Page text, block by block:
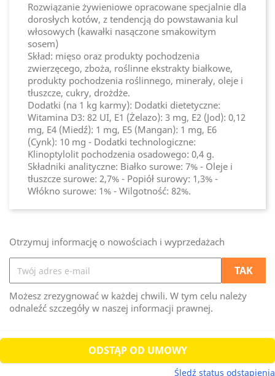
Rozwiązanie żywieniowe opracowane specjalnie dla
dorosłych kotów, z tendencją do powstawania kul
włosowych (kawałki nasączone smakowitym
sosem)
Skład: mięso oraz produkty pochodzenia
zwierzęcego, zboża, roślinne ekstrakty białkowe,
produkty pochodzenia roślinnego, minerały, oleje i
tłuszcze, cukry, drożdże.
Dodatki (na 1 kg karmy): Dodatki dietetyczne:
Witamina D3: 82 UI, E1 (Żelazo): 3 mg, E2 (Jod): 0,12
mg, E4 (Miedź): 1 mg, E5 (Mangan): 1 mg, E6
(Cynk): 10 mg - Dodatki technologiczne:
Klinoptylolit pochodzenia osadowego: 0,4 g.
Składniki analityczne: Białko surowe: 7% - Oleje i
tłuszcze surowe: 2,7% - Popiół surowy: 1,3% -
Włókno surowe: 1% - Wilgotność: 82%.
Otrzymuj informację o nowościach i wyprzedażach
Możesz zrezygnować w każdej chwili. W tym celu należy
odnaleźć szczegóły w naszej informacji prawnej.
ODSTĄP OD UMOWY
Śledź status odstąpienia